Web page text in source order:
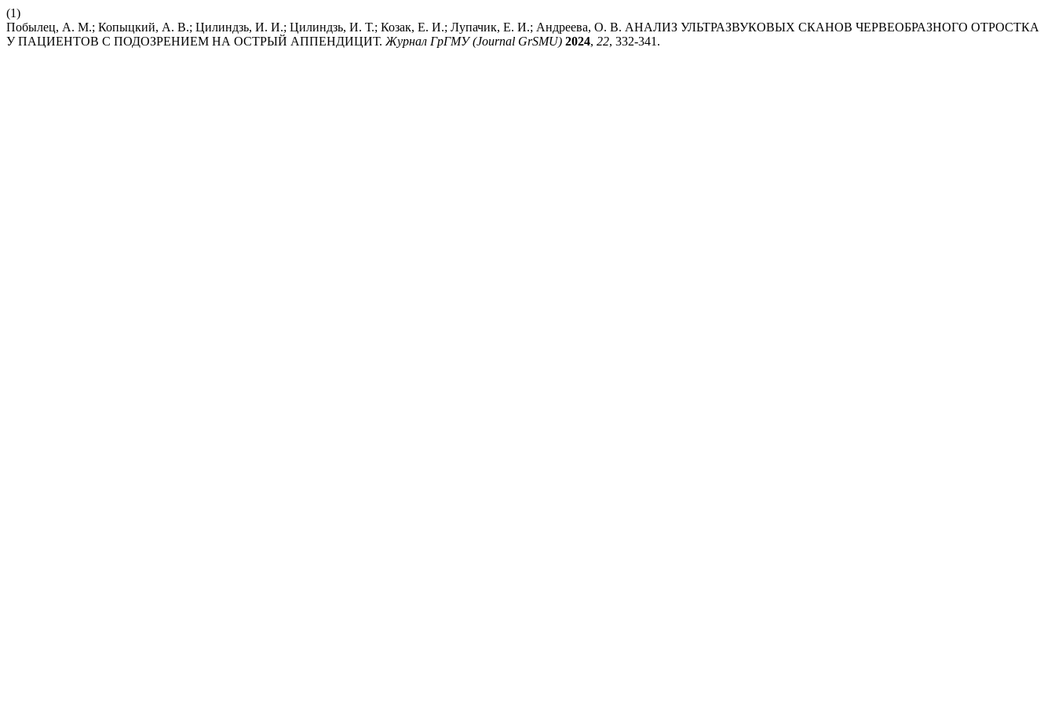
(1)
Побылец, А. М.; Копыцкий, А. В.; Цилиндзь, И. И.; Цилиндзь, И. Т.; Козак, Е. И.; Лупачик, Е. И.; Андреева, О. В. АНАЛИЗ УЛЬТРАЗВУКОВЫХ СКАНОВ ЧЕРВЕОБРАЗНОГО ОТРОСТКА
У ПАЦИЕНТОВ С ПОДОЗРЕНИЕМ НА ОСТРЫЙ АППЕНДИЦИТ. Журнал ГрГМУ (Journal GrSMU) 2024, 22, 332-341.